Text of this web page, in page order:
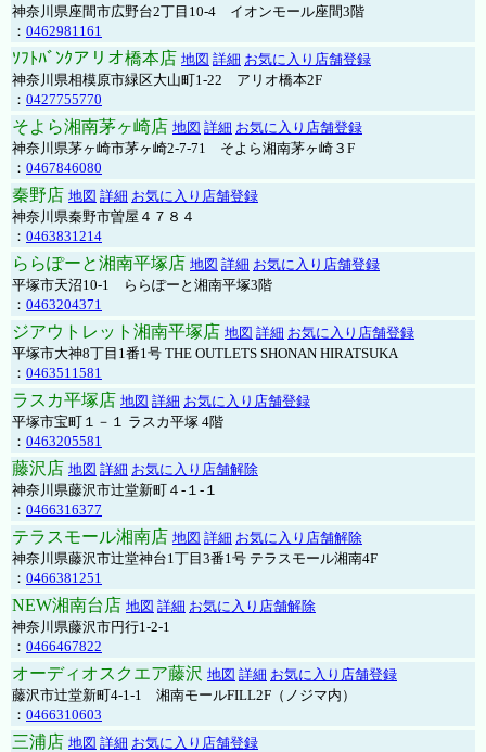
神奈川県座間市広野台2丁目10-4 イオンモール座間3階
： 0462981161
ｿﾌﾄﾊﾞﾝｸアリオ橋本店 地図 詳細 お気に入り店舗登録
神奈川県相模原市緑区大山町1-22 アリオ橋本2F
： 0427755770
そよら湘南茅ヶ崎店 地図 詳細 お気に入り店舗登録
神奈川県茅ヶ崎市茅ヶ崎2‐7‐71 そよら湘南茅ヶ崎３F
： 0467846080
秦野店 地図 詳細 お気に入り店舗登録
神奈川県秦野市曽屋４７８４
： 0463831214
ららぽーと湘南平塚店 地図 詳細 お気に入り店舗登録
平塚市天沼10-1 ららぽーと湘南平塚3階
： 0463204371
ジアウトレット湘南平塚店 地図 詳細 お気に入り店舗登録
平塚市大神8丁目1番1号 THE OUTLETS SHONAN HIRATSUKA
： 0463511581
ラスカ平塚店 地図 詳細 お気に入り店舗登録
平塚市宝町１－１ ラスカ平塚 4階
： 0463205581
藤沢店 地図 詳細 お気に入り店舗解除
神奈川県藤沢市辻堂新町４-１-１
： 0466316377
テラスモール湘南店 地図 詳細 お気に入り店舗解除
神奈川県藤沢市辻堂神台1丁目3番1号 テラスモール湘南4F
： 0466381251
NEW湘南台店 地図 詳細 お気に入り店舗解除
神奈川県藤沢市円行1-2-1
： 0466467822
オーディオスクエア藤沢 地図 詳細 お気に入り店舗登録
藤沢市辻堂新町4-1-1 湘南モールFILL2F（ノジマ内）
： 0466310603
三浦店 地図 詳細 お気に入り店舗登録